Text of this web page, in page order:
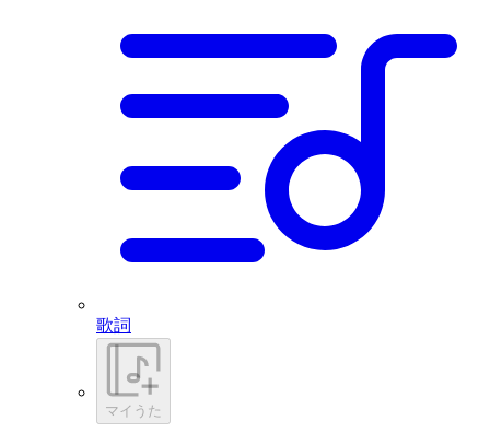
歌詞
マイうた